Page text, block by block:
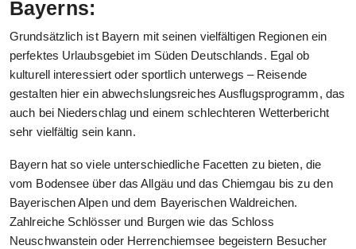
Bayerns:
Grundsätzlich ist Bayern mit seinen vielfältigen Regionen ein
perfektes Urlaubsgebiet im Süden Deutschlands. Egal ob
kulturell interessiert oder sportlich unterwegs – Reisende
gestalten hier ein abwechslungsreiches Ausflugsprogramm, das
auch bei Niederschlag und einem schlechteren Wetterbericht
sehr vielfältig sein kann.
Bayern hat so viele unterschiedliche Facetten zu bieten, die
vom Bodensee über das Allgäu und das Chiemgau bis zu den
Bayerischen Alpen und dem Bayerischen Waldreichen.
Zahlreiche Schlösser und Burgen wie das Schloss
Neuschwanstein oder Herrenchiemsee begeistern Besucher